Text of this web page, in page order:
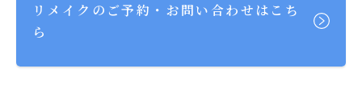
リメイクのご予約・お問い合わせはこち
ら